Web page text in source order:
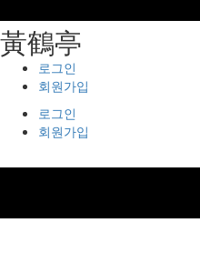
⿈鶴亭
로그인
회원가입
로그인
회원가입